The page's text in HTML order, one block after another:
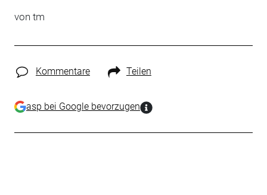
von tm
Kommentare Teilen
asp bei Google bevorzugen